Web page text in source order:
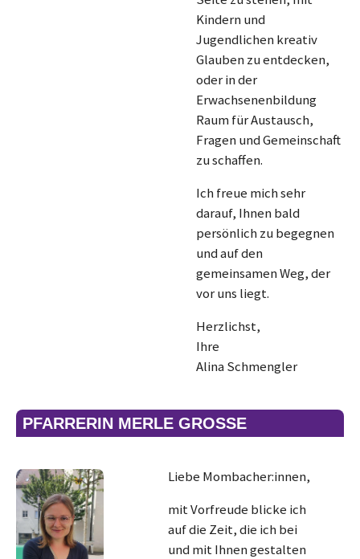
Kindern und
Jugendlichen kreativ
Glauben zu entdecken,
oder in der
Erwachsenenbildung
Raum für Austausch,
Fragen und Gemeinschaft
zu schaffen.
Ich freue mich sehr
darauf, Ihnen bald
persönlich zu begegnen
und auf den
gemeinsamen Weg, der
vor uns liegt.
Herzlichst,
Ihre
Alina Schmengler
PFARRERIN MERLE GROSSE
Liebe Mombacher:innen,
mit Vorfreude blicke ich
auf die Zeit, die ich bei
und mit Ihnen gestalten